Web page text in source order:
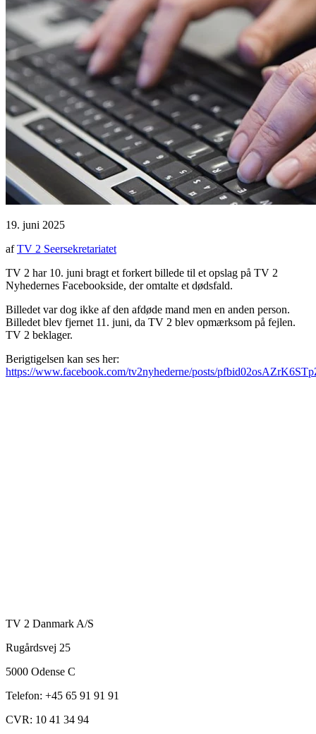
19. juni 2025
afTV 2 Seersekretariatet
TV 2 har 10. juni bragt et forkert billede til et opslag på TV 2
Nyhedernes Facebookside, der omtalte et dødsfald.
Billedet var dog ikke af den afdøde mand men en anden person.
Billedet blev fjernet 11. juni, da TV 2 blev opmærksom på fejlen.
TV 2 beklager.
Berigtigelsen kan ses her:
https://www.facebook.com/tv2nyhederne/posts/
TV 2 Danmark A/S
Rugårdsvej 25
5000 Odense C
Telefon: +45 65 91 91 91
CVR: 10 41 34 94